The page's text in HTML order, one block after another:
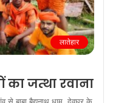
लातेहार
जत्था रवाना
बाबा बैद्यनाथ धाम, देवघर के